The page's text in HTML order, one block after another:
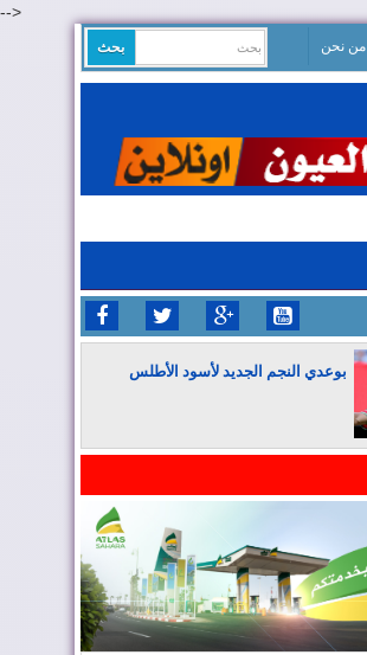
-->
من نحن
بوعدي النجم الجديد لأسود الأطلس
المغرب يعزز موقعه في صناعة الطيران